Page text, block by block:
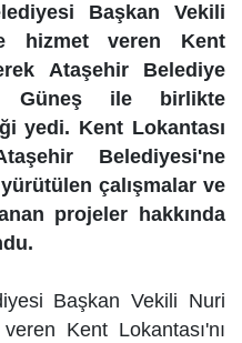
Başkan Vekili
hizmet veren Kent
Ataşehir Belediye
Güneş ile birlikte
yedi. Kent Lokantası
Belediyesi'ne
çalışmalar ve
projeler hakkında
Başkan Vekili Nuri
Kent Lokantası'nı